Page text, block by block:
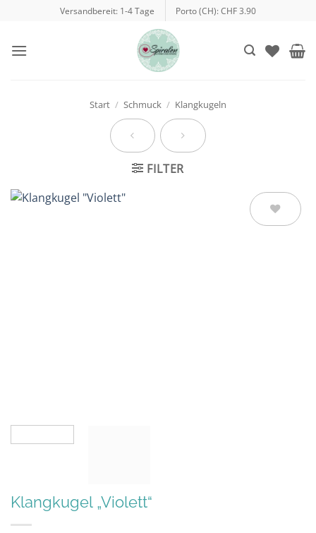
springen
Versandbereit: 1-4 Tage Porto (CH): CHF 3.90
Start / Schmuck / Klangkugeln
FILTER
Klangkugel „Violett“